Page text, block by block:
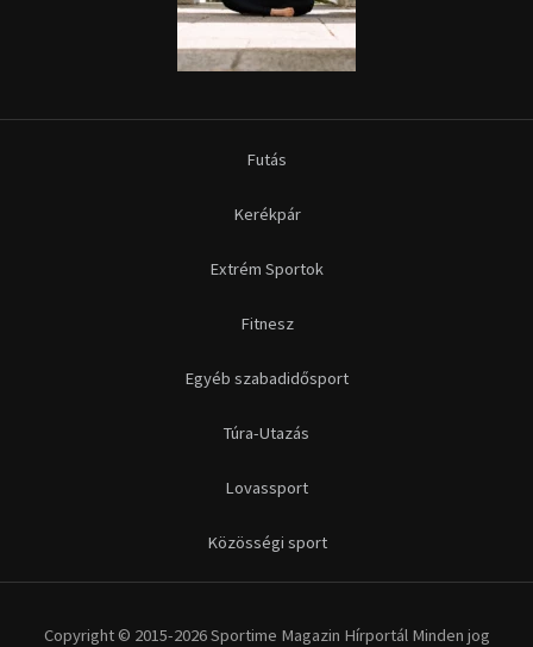
Futás
Kerékpár
Extrém Sportok
Fitnesz
Egyéb szabadidősport
Túra-Utazás
Lovassport
Közösségi sport
Copyright © 2015-2026 Sportime Magazin Hírportál Minden jog